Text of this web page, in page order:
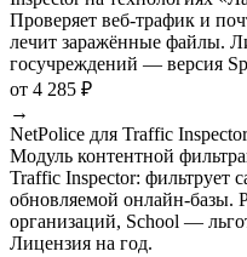
Проверяет веб-трафик и
лечит заражённые файлы.
госучреждений — версия
от 4 285 ₽
→
NetPolice для Traffic Inspector
Модуль контентной
Traffic Inspector: фильтрует
обновляемой онлайн-базы.
организаций, School —
Лицензия на год.